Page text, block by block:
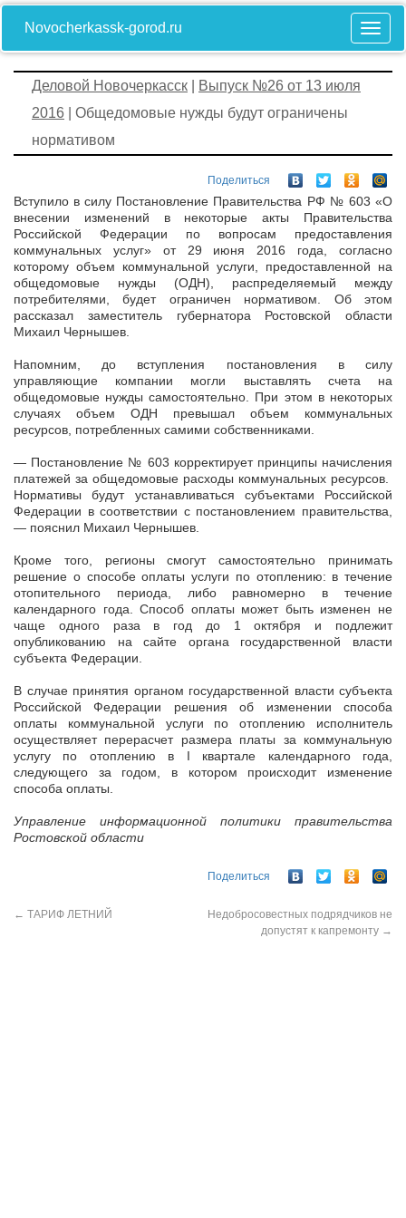
Novocherkassk-gorod.ru
Деловой Новочеркасск
Выпуск №26 от 13 июля
2016 | Общедомовые нужды будут ограничены
нормативом
Поделиться
Вступило в силу Постановление Правительства РФ № 603 «О
внесении изменений в некоторые акты Правительства
Российской Федерации по вопросам предоставления
коммунальных услуг» от 29 июня 2016 года, согласно
которому объем коммунальной услуги, предоставленной на
общедомовые нужды (ОДН), распределяемый между
потребителями, будет ограничен нормативом. Об этом
рассказал заместитель губернатора Ростовской области
Михаил Чернышев.
Напомним, до вступления постановления в силу
управляющие компании могли выставлять счета на
общедомовые нужды самостоятельно. При этом в некоторых
случаях объем ОДН превышал объем коммунальных
ресурсов, потребленных самими собственниками.
— Постановление № 603 корректирует принципы начисления
платежей за общедомовые расходы коммунальных ресурсов.
Нормативы будут устанавливаться субъектами Российской
Федерации в соответствии с постановлением правительства,
— пояснил Михаил Чернышев.
Кроме того, регионы смогут самостоятельно принимать
решение о способе оплаты услуги по отоплению: в течение
отопительного периода, либо равномерно в течение
календарного года. Способ оплаты может быть изменен не
чаще одного раза в год до 1 октября и подлежит
опубликованию на сайте органа государственной власти
субъекта Федерации.
В случае принятия органом государственной власти субъекта
Российской Федерации решения об изменении способа
оплаты коммунальной услуги по отоплению исполнитель
осуществляет перерасчет размера платы за коммунальную
услугу по отоплению в I квартале календарного года,
следующего за годом, в котором происходит изменение
способа оплаты.
Управление информационной политики правительства
Ростовской области
Поделиться
← ТАРИФ ЛЕТНИЙ
Недобросовестных подрядчиков не
допустят к капремонту →